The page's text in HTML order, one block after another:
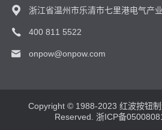
浙江省温州市乐清市七里港电气产
400 811 5522
onpow@onpow.com
Copyright © 1988-2023 红波按钮
Reserved. 浙ICP备